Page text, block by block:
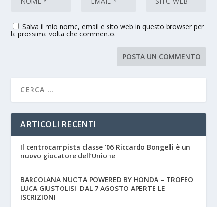
Salva il mio nome, email e sito web in questo browser per
la prossima volta che commento.
ARTICOLI RECENTI
Il centrocampista classe ’06 Riccardo Bongelli è un
nuovo giocatore dell’Unione
BARCOLANA NUOTA POWERED BY HONDA – TROFEO
LUCA GIUSTOLISI: DAL 7 AGOSTO APERTE LE
ISCRIZIONI